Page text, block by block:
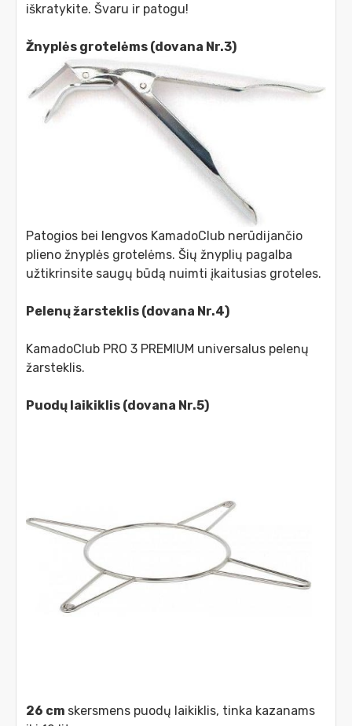
iškratykite. Švaru ir patogu!
Žnyplės grotelėms (dovana Nr.3)
Patogios bei lengvos KamadoClub nerūdijančio
plieno žnyplės grotelėms. Šių žnyplių pagalba
užtikrinsite saugų būdą nuimti įkaitusias groteles.
Pelenų žarsteklis (dovana Nr.4)
KamadoClub PRO 3 PREMIUM universalus pelenų
žarsteklis.
Puodų laikiklis (dovana Nr.5)
26 cm skersmens puodų laikiklis, tinka kazanams